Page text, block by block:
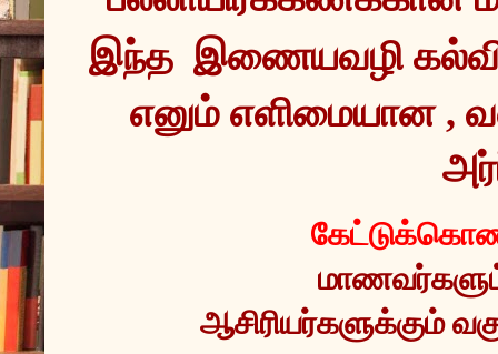
இந்த  இணையவழி
எனும் எளிமையான ,
ஆசிரியர்களுக்கும்